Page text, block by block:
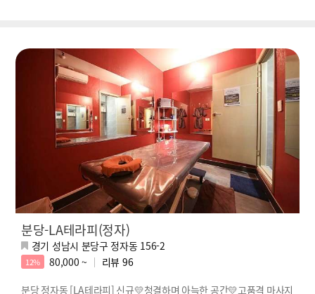
분당-LA테라피(정자)
경기 성남시 분당구 정자동 156-2
12% 80,000 ~ 리뷰 96
분당 정자동 [LA테라피] 신규💛청결하며 아늑한 공간💛고품격 마사지